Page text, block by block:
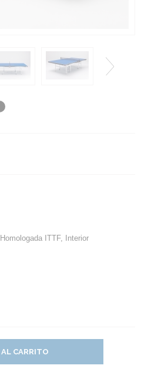
Homologada ITTF, Interior
CARRITO